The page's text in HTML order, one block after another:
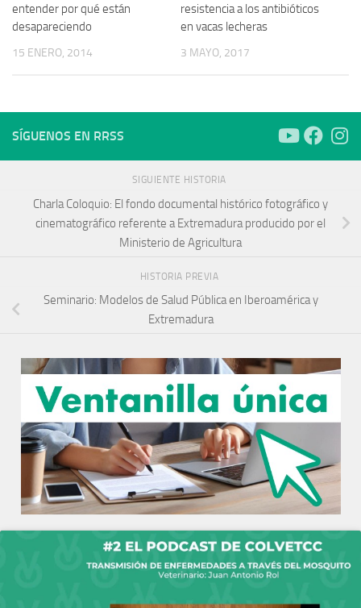
entender por qué están
desapareciendo
15 ENERO, 2014
resistencia a los antibióticos
en vacas lecheras
3 MAYO, 2017
SÍGUENOS EN RRSS
SIGUIENTE HISTORIA
Charla Coloquio: El fondo documental histórico fotográfico y
cinematográfico referente a Extremadura producido por el
Ministerio de Agricultura
HISTORIA PREVIA
Seminario: Modelos de Salud Pública en Iberoamérica y
Extremadura